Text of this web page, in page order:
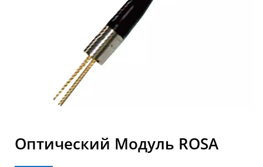
Оптический Модуль ROSA